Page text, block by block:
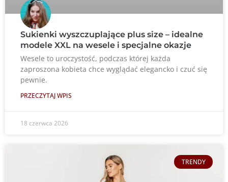
Sukienki wyszczuplające plus size – idealne
modele XXL na wesele i specjalne okazje
Wesele to uroczystość, podczas której każda
zaproszona kobieta chce wyglądać elegancko i czuć się
pewnie.
PRZECZYTAJ WPIS
18 czerwca 2026
TRENDY